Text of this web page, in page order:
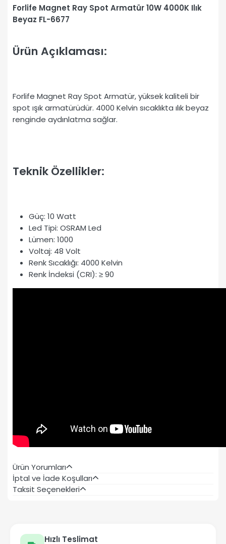
Forlife Magnet Ray Spot Armatür 10W 4000K Ilık
Beyaz FL-6677
Ürün Açıklaması:
Forlife Magnet Ray Spot Armatür, yüksek kaliteli bir
spot ışık armatürüdür. 4000 Kelvin sıcaklıkta ılık beyaz
renginde aydınlatma sağlar.
Teknik Özellikler:
Güç: 10 Watt
Led Tipi: OSRAM Led
Lümen: 1000
Voltaj: 48 Volt
Renk Sıcaklığı: 4000 Kelvin
Renk İndeksi (CRI): ≥ 90
Ürün Yorumları
İptal ve İade Koşulları
Taksit Seçenekleri
Hızlı Teslimat